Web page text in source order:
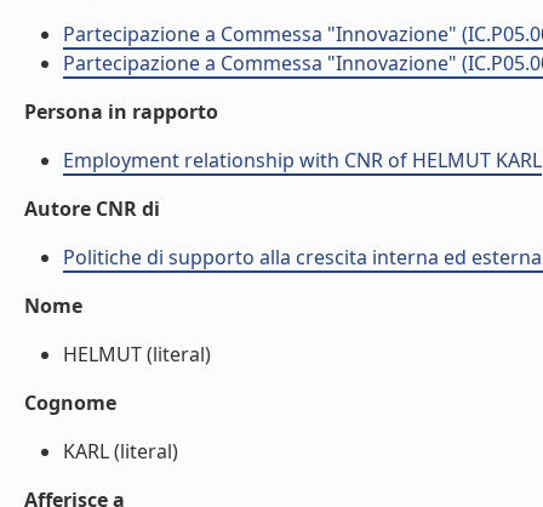
Partecipazione a Commessa "Innovazione"
Partecipazione a Commessa "Innovazione"
Persona in rapporto
Employment relationship with CNR of HELMUT KARL
Autore CNR di
Politiche di supporto alla crescita interna ed
Nome
HELMUT (literal)
Cognome
KARL (literal)
Afferisce a